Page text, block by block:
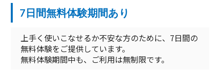
7日間無料体験期間あり
上手く使いこなせるか不安な方のために、7日間の
無料体験をご提供しています。
無料体験期間中も、ご利用は無制限です。